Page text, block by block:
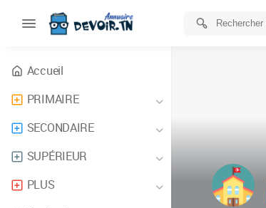
Accueil
PRIMAIRE
SECONDAIRE
SUPÉRIEUR
PLUS